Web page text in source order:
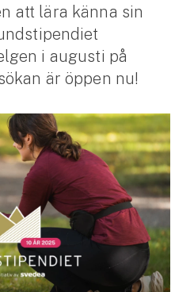
att lära känna sin
i augusti på
är öppen nu!